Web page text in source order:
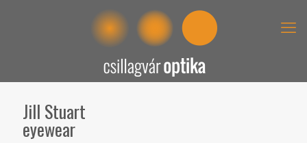
Jill Stuart
eyewear